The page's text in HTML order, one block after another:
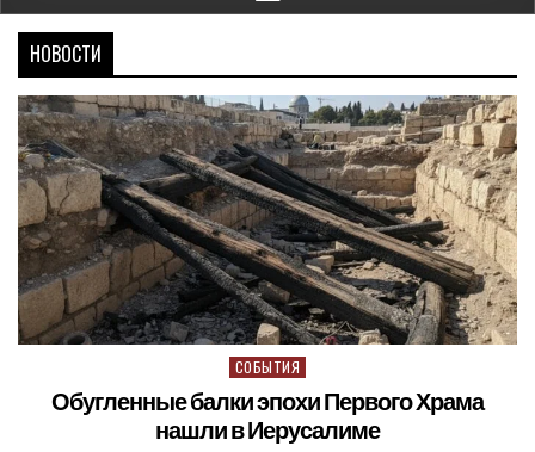
НОВОСТИ
Posted in
СОБЫТИЯ
Обугленные балки эпохи Первого Храма
нашли в Иерусалиме